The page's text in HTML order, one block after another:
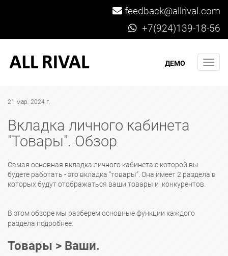
feedback@allrival.com
+7(924)139-18-56
ДЕМО
21 мар. 2024 г.
Вкладка личного кабинета
"Товары". Обзор
Самая основная вкладка личного кабинета с которой вы
будете работать - это вкладка “товары”. Она имеет 2 раздела в
которых будут отображаться ваши товары и конкурентов.
В этом обзоре мы разберем основные функции каждого
раздела подробнее.
Товары > Ваши.